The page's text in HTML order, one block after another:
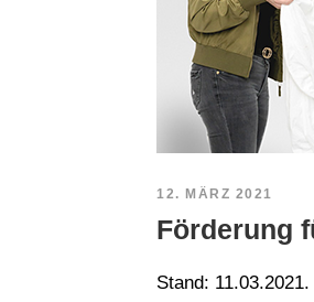
12. MÄRZ 2021
Förderung
Stand: